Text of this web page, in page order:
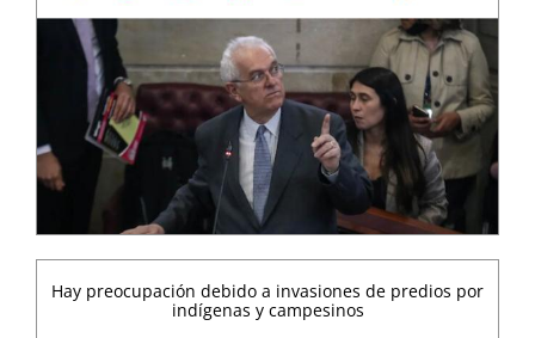
Hay preocupación debido a invasiones de predios por
indígenas y campesinos